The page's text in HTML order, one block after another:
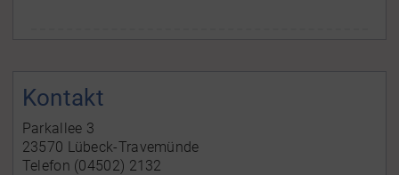
Kontakt
Parkallee 3
23570 Lübeck-Travemünde
Telefon (04502) 2132